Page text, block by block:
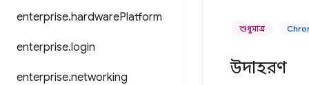
enterprise.hardwarePlatform
enterprise.login
enterprise.networking
শুধুমাত্র
উদাহরণ